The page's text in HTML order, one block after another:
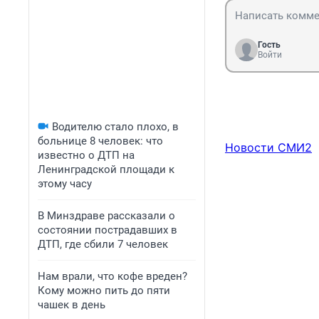
Водителю стало плохо, в
больнице 8 человек: что
известно о ДТП на
Ленинградской площади к
этому часу
В Минздраве рассказали о
состоянии пострадавших в
ДТП, где сбили 7 человек
Нам врали, что кофе вреден?
Кому можно пить до пяти
чашек в день
Гость
Войти
Новости СМИ2